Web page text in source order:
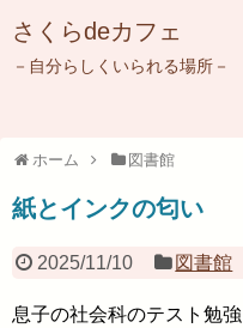
さくらdeカフェ
－自分らしくいられる場所－
ホーム 図書館
紙とインクの匂い
2025/11/10 図書館
息子の社会科のテスト勉